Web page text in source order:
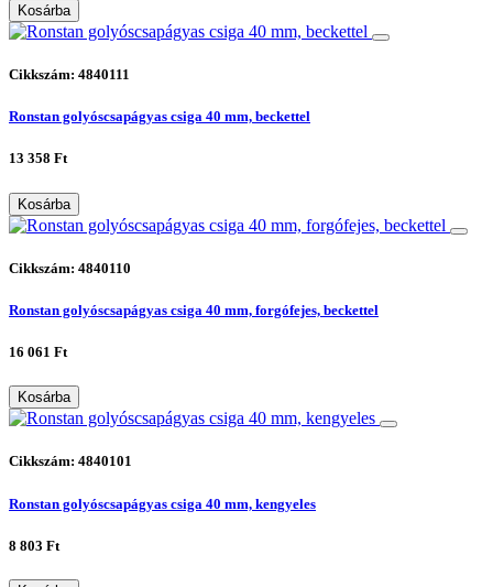
Kosárba
Cikkszám: 4840111
Ronstan golyóscsapágyas csiga 40 mm, beckettel
13 358 Ft
Kosárba
Cikkszám: 4840110
Ronstan golyóscsapágyas csiga 40 mm, forgófejes, beckettel
16 061 Ft
Kosárba
Cikkszám: 4840101
Ronstan golyóscsapágyas csiga 40 mm, kengyeles
8 803 Ft